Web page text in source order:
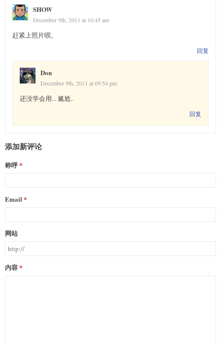
SHOW
December 9th, 2011 at 10:45 am
赶紧上照片呗。
回复
Don
December 9th, 2011 at 09:54 pm
还没学会用... 尴尬..
回复
添加新评论
称呼
Email
网站
内容